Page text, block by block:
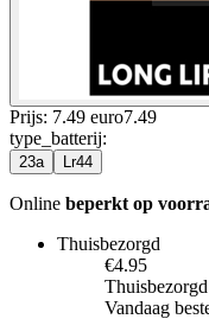
Prijs: 7.49 euro7.49
type_batterij:
23a Lr44
Online beperkt op
Thuisbezorgd
€4.95
Vandaag